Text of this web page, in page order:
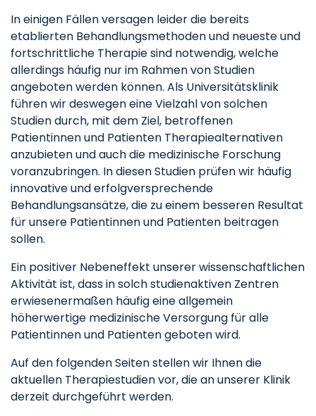
In einigen Fällen versagen leider die bereits
etablierten Behandlungsmethoden und neueste und
fortschrittliche Therapie sind notwendig, welche
allerdings häufig nur im Rahmen von Studien
angeboten werden können. Als Universitätsklinik
führen wir deswegen eine Vielzahl von solchen
Studien durch, mit dem Ziel, betroffenen
Patientinnen und Patienten Therapiealternativen
anzubieten und auch die medizinische Forschung
voranzubringen. In diesen Studien prüfen wir häufig
innovative und erfolgversprechende
Behandlungsansätze, die zu einem besseren Resultat
für unsere Patientinnen und Patienten beitragen
sollen.
Ein positiver Nebeneffekt unserer wissenschaftlichen
Aktivität ist, dass in solch studienaktiven Zentren
erwiesenermaßen häufig eine allgemein
höherwertige medizinische Versorgung für alle
Patientinnen und Patienten geboten wird.
Auf den folgenden Seiten stellen wir Ihnen die
aktuellen Therapiestudien vor, die an unserer Klinik
derzeit durchgeführt werden.